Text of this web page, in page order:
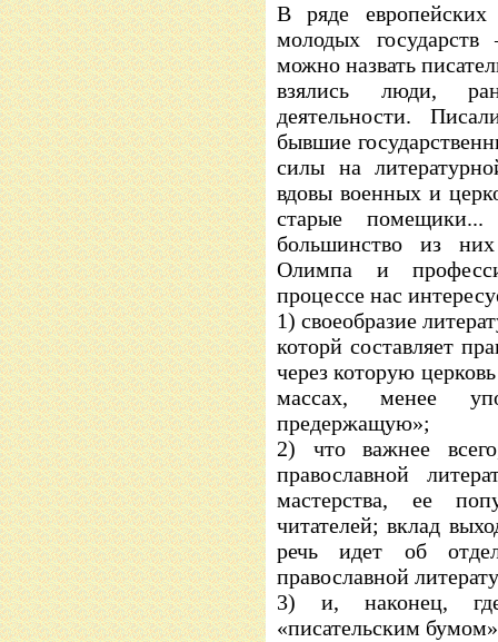
В ряде
молодых
можно назвать
взялись люди,
деятельности.
бывшие
силы на
вдовы военных и
старые
большинство из
Олимпа и
процессе нас
1) своеобразие
которй составляет
через которую
массах, менее
предержащую»;
2) что важнее
православной
мастерства, ее
читателей; вклад
речь идет об
православной
3) и, наконец,
«писательским